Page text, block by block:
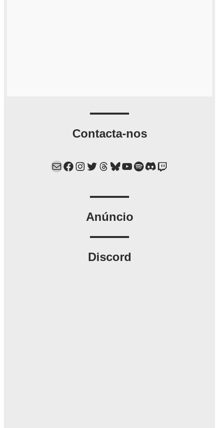
Contacta-nos
Mail Facebook Instagram Twitter Threads Bluesky YouTube Spotify Discord Twitch
Anúncio
Discord